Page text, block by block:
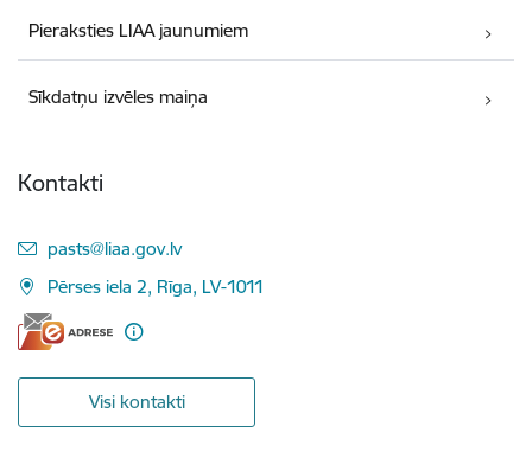
Pieraksties LIAA jaunumiem
Sīkdatņu izvēles maiņa
Kontakti
E-pasts:
pasts@liaa.gov.lv
Pērses iela 2, Rīga, LV-1011
Visi kontakti